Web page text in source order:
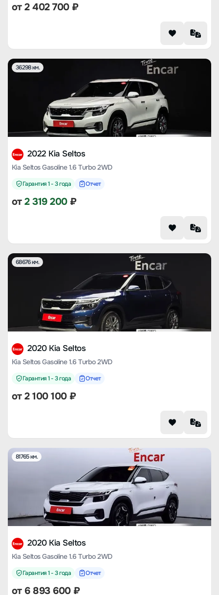
от2 402 700₽
36298 км.
2022 Kia Seltos
Kia Seltos Gasoline 1.6 Turbo 2WD
Гарантия 1 - 3 года Отчет
от2 319 200₽
68676 км.
2020 Kia Seltos
Kia Seltos Gasoline 1.6 Turbo 2WD
Гарантия 1 - 3 года Отчет
от2 100 100₽
81765 км.
2020 Kia Seltos
Kia Seltos Gasoline 1.6 Turbo 2WD
Гарантия 1 - 3 года Отчет
от 6 893 600₽